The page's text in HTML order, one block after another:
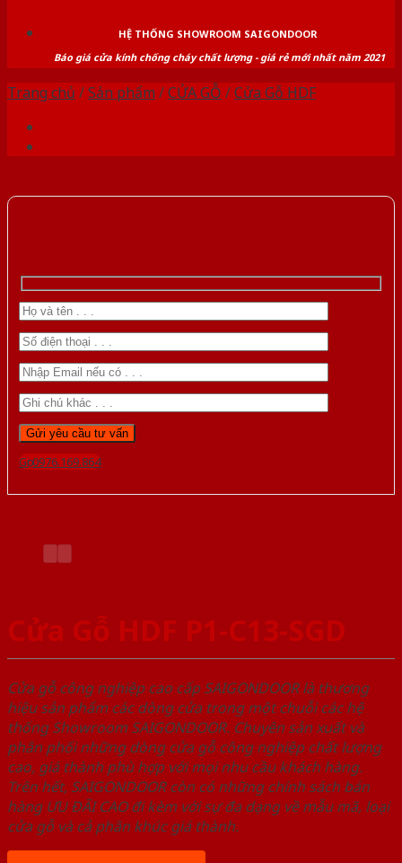
HỆ THỐNG SHOWROOM SAIGONDOOR
Báo giá cửa kính chống cháy chất lượng - giá rẻ mới nhất năm 2021
Trang chủ /Sản phẩm /CỬA GỖ /Cửa Gỗ HDF
Gọi 0976.169.864
Cửa Gỗ HDF P1-C13-SGD
Cửa gỗ công nghiệp cao cấp SAIGONDOOR là thương
hiệu sản phẩm các dòng cửa trong một chuỗi các hệ
thống Showroom SAIGONDOOR. Chuyên sản xuất và
phân phối những dòng cửa gỗ công nghiệp chất lượng
cao, giá thành phù hợp với mọi nhu cầu khách hàng.
Trên hết, SAIGONDOOR còn có những chính sách bán
hàng ƯU ĐÃI CAO đi kèm với sự đa dạng về mẫu mã, loại
cửa gỗ và cả phân khúc giá thành.